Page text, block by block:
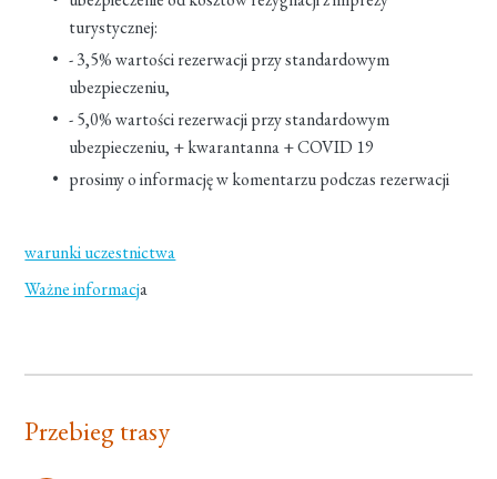
turystycznej:
- 3,5% wartości rezerwacji przy standardowym
ubezpieczeniu,
- 5,0% wartości rezerwacji przy standardowym
ubezpieczeniu, + kwarantanna + COVID 19
prosimy o informację w komentarzu podczas rezerwacji
warunki uczestnictwa
Ważne informacja
Przebieg trasy